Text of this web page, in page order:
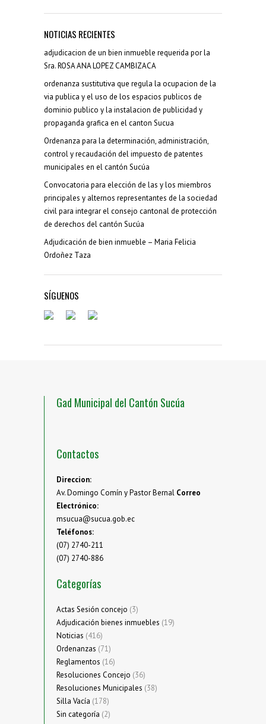
NOTICIAS RECIENTES
adjudicacion de un bien inmueble requerida por la
Sra. ROSA ANA LOPEZ CAMBIZACA
ordenanza sustitutiva que regula la ocupacion de la
via publica y el uso de los espacios publicos de
dominio publico y la instalacion de publicidad y
propaganda grafica en el canton Sucua
Ordenanza para la determinación, administración,
control y recaudación del impuesto de patentes
municipales en el cantón Sucúa
Convocatoria para elección de las y los miembros
principales y alternos representantes de la sociedad
civil para integrar el consejo cantonal de protección
de derechos del cantón Sucúa
Adjudicación de bien inmueble – Maria Felicia
Ordoñez Taza
SÍGUENOS
Gad Municipal del Cantón Sucúa
Contactos
Direccion:
Av. Domingo Comín y Pastor Bernal Correo
Electrónico:
msucua@sucua.gob.ec
Teléfonos:
(07) 2740-211
(07) 2740-886
Categorías
Actas Sesión concejo (3)
Adjudicación bienes inmuebles (19)
Noticias (416)
Ordenanzas (71)
Reglamentos (16)
Resoluciones Concejo (36)
Resoluciones Municipales (38)
Silla Vacía (178)
Sin categoría (2)